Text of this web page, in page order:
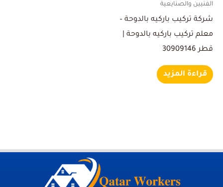
الفنيين والصنايعية
شركة تركيب باركيه بالدوحة –
معلم تركيب باركيه بالدوحة |
قطر 30909146
قراءة المزيد